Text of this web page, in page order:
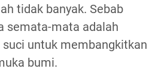
tidak banyak. Sebab
semata-mata adalah
untuk membangkitkan
bumi.